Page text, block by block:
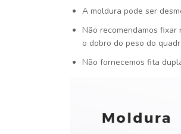
A moldura pode ser
Não recomendamos
o dobro do peso do
Não fornecemos fita